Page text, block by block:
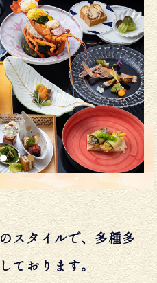
スタイルで、多種多
ております。